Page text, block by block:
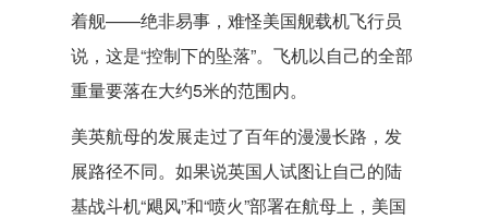
着舰——绝非易事，难怪美国舰载机飞行员
说，这是“控制下的坠落”。飞机以自己的全部
重量要落在大约5米的范围内。
美英航母的发展走过了百年的漫漫长路，发
展路径不同。如果说英国人试图让自己的陆
基战斗机“飓风”和“喷火”部署在航母上，美国